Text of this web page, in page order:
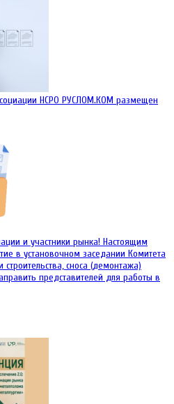
НСРО РУСЛОМ.КОM размещен
и участники рынка! Настоящим
в установочном заседании Комитета
сноса (демонтажа)
представителей для работы в